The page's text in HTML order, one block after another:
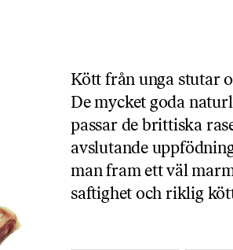
Kött från unga stutar
De mycket goda
passar de brittiska
avslutande
man fram ett väl
saftighet och riklig